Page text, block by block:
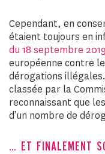
Cependant, en
étaient toujours en
du 18 septembre 2019
européenne contre
dérogations
classée par la
reconnaissant que
d’un nombre de
… ET FINALEMENT